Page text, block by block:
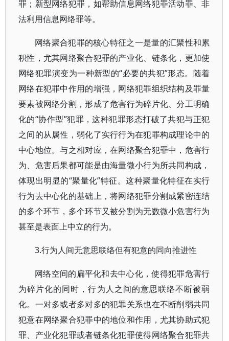
罪；新型网络犯罪，如帮助信息网络犯罪活动罪、非
法利用信息网络罪等。
网络聚合犯罪的核心特征之一是量的汇聚性和累
积性，尤其网络聚合犯罪的产业化、链条化，更加使
网络犯罪演变为一种新型的“必要的共犯”形态。随着
网络在犯罪中作用的增强，网络犯罪组织结构及罪量
要素被网络分割，形成了危害行为碎片化、分工明确
化的“协作型”犯罪，这种犯罪形态打破了共犯与正犯
之间的从属性，弱化了实行行为在犯罪构成理论中的
中心地位。与之相对应，在网络聚合犯罪中，危害行
为、危害后果都可能是由海量微小行为所共同构成，
体现出明显的“聚量化”特征。这种聚量化特征在实行
行为去中心化的基础上，将网络犯罪分割成紧密连结
的多个环节，多个环节又被分割为无数微小危害行为
甚至是表面上中立的行为。
3.行为人间无意思联络但有犯意的同向推进性
网络空间的扁平化和去中心化，使得犯罪危害行
为碎片化的同时，行为人之间的意思联络不断被弱
化。一对多或者多对多的犯罪关系也在不断削弱共同
犯意在网络聚合犯罪中的地位和作用，尤其协助式犯
罪、产业化犯罪或者链条化犯罪使得网络聚合犯罪共